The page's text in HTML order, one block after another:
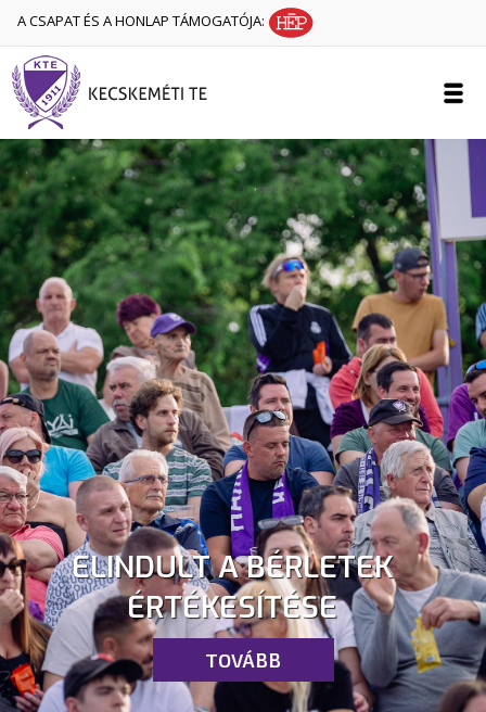
A CSAPAT ÉS A HONLAP TÁMOGATÓJA:
ELINDULT A BÉRLETEK
ÉRTÉKESÍTÉSE
TOVÁBB